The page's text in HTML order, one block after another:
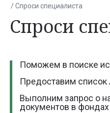
Спроси специалиста
Спроси
Поможем в поиске
Предоставим список
Выполним запрос о
документов в фондах